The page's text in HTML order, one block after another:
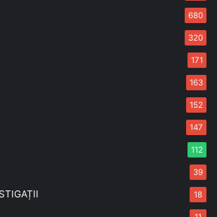
680
320
171
163
152
147
112
39
18